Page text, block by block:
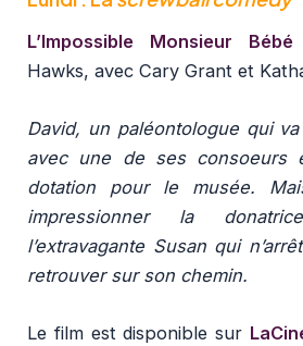
L’Impossible Monsieur Bébé
Hawks, avec Cary Grant et
David, un paléontologue qui
avec une de ses consoeurs
dotation pour le musée.
impressionner la
l’extravagante Susan qui
retrouver sur son chemin.
Le film est disponible sur